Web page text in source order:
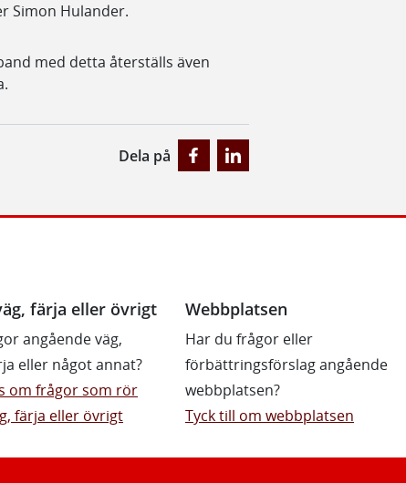
Simon Hulander.
med detta återställs även
Dela på
färja eller övrigt
angående väg,
eller något annat?
om frågor som rör
färja eller övrigt
Webbplatsen
Har du frågor eller
förbättringsförslag angående
webbplatsen?
Tyck till om webbplatsen